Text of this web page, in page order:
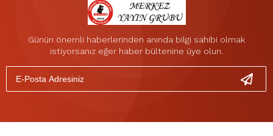
Günün önemli haberlerinden anında bilgi sahibi olmak
istiyorsanız eğer haber bültenine üye olun.